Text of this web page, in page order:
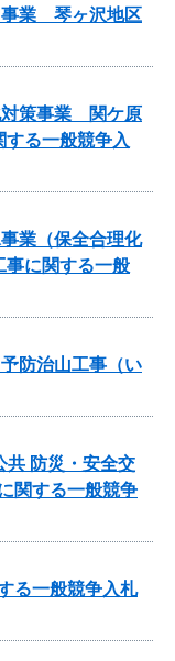
事業 琴ヶ沢地区
対策事業 関ケ原
る一般競争入
業（保全合理化
に関する一般
防治山工事（い
共 防災・安全交
関する一般競争
る一般競争入札